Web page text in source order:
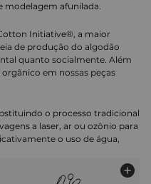
modelagem afunilada.
Initiative®, a maior
de produção do algodão
quanto socialmente. Além
em nossas peças
o processo tradicional
a laser, ar ou ozônio para
o uso de água,